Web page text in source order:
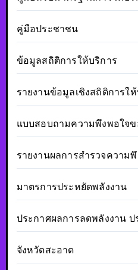
คู่มือประชาชน
ข้อมูลสถิติการให้บริการ
รายงานข้อมูลเชิงสถิติการใ
แบบสอบถามความพึงพอใจ
รายงานผลการสำรวจความ
มาตรการประหยัดพลังงาน
ประกาศผลการลดพลังงาน ป
จังหวัดสะอาด